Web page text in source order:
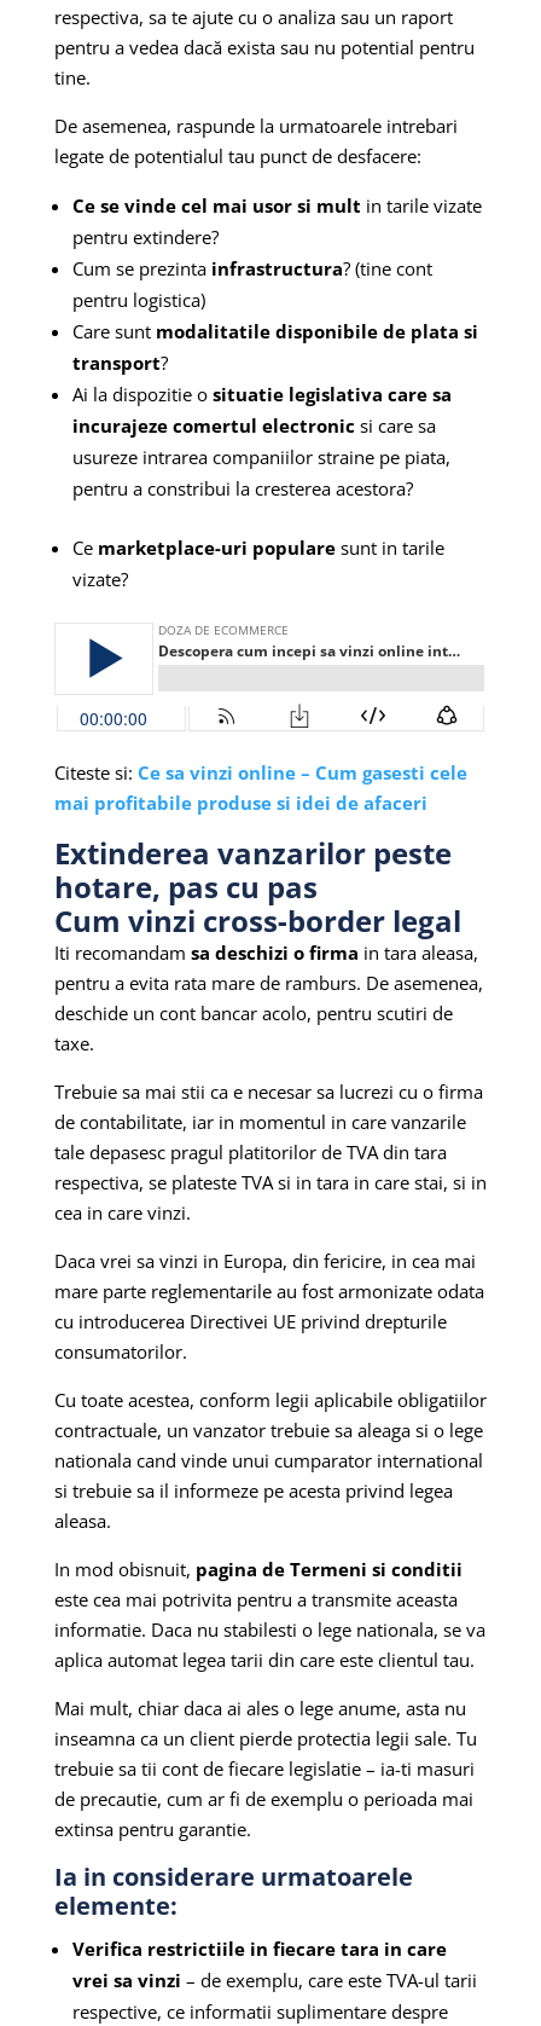
respectiva, sa te ajute cu o analiza sau un raport
pentru a vedea dacă exista sau nu potential pentru
tine.
De asemenea, raspunde la urmatoarele intrebari
legate de potentialul tau punct de desfacere:
Ce se vinde cel mai usor si mult in tarile vizate
pentru extindere?
Cum se prezinta infrastructura? (tine cont
pentru logistica)
Care sunt modalitatile disponibile de plata si
transport?
Ai la dispozitie o situatie legislativa care sa
incurajeze comertul electronic si care sa
usureze intrarea companiilor straine pe piata,
pentru a constribui la cresterea acestora?
Cemarketplace-uri popularesunt in tarile
vizate?
Citeste si: Ce sa vinzi online – Cum gasesti cele
mai profitabile produse si idei de afaceri
Extinderea vanzarilor peste
hotare, pas cu pas
Cum vinzi cross-border legal
Iti recomandam sa deschizi o firma in tara aleasa,
pentru a evita rata mare de ramburs. De asemenea,
deschide un cont bancar acolo, pentru scutiri de
taxe.
Trebuie sa mai stii ca e necesar sa lucrezi cu o firma
de contabilitate, iar in momentul in care vanzarile
tale depasesc pragul platitorilor de TVA din tara
respectiva, se plateste TVA si in tara in care stai, si in
cea in care vinzi.
Daca vrei sa vinzi in Europa, din fericire, in cea mai
mare parte reglementarile au fost armonizate odata
cu introducerea Directivei UE privind drepturile
consumatorilor.
Cu toate acestea, conform legii aplicabile obligatiilor
contractuale, un vanzator trebuie sa aleaga si o lege
nationala cand vinde unui cumparator international
si trebuie sa il informeze pe acesta privind legea
aleasa.
In mod obisnuit, pagina de Termeni si conditii
este cea mai potrivita pentru a transmite aceasta
informatie. Daca nu stabilesti o lege nationala, se va
aplica automat legea tarii din care este clientul tau.
Mai mult, chiar daca ai ales o lege anume, asta nu
inseamna ca un client pierde protectia legii sale. Tu
trebuie sa tii cont de fiecare legislatie – ia-ti masuri
de precautie, cum ar fi de exemplu o perioada mai
extinsa pentru garantie.
Ia in considerare urmatoarele
elemente:
Verifica restrictiile in fiecare tara in care
vrei sa vinzi – de exemplu, care este TVA-ul tarii
respective, ce informatii suplimentare despre